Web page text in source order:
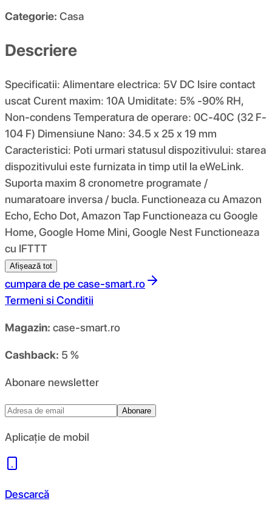
Categorie: Casa
Descriere
Specificatii: Alimentare electrica: 5V DC Isire contact
uscat Curent maxim: 10A Umiditate: 5% -90% RH,
Non-condens Temperatura de operare: 0C-40C (32 F-
104 F) Dimensiune Nano: 34.5 x 25 x 19 mm
Caracteristici: Poti urmari statusul dispozitivului: starea
dispozitivului este furnizata in timp util la eWeLink.
Suporta maxim 8 cronometre programate /
numaratoare inversa / bucla. Functioneaza cu Amazon
Echo, Echo Dot, Amazon Tap Functioneaza cu Google
Home, Google Home Mini, Google Nest Functioneaza
cu IFTTT
Afișează tot
cumpara de pe case-smart.ro
Termeni si Conditii
Magazin: case-smart.ro
Cashback: 5 %
Abonare newsletter
Abonare
Aplicație de mobil
Descarcă